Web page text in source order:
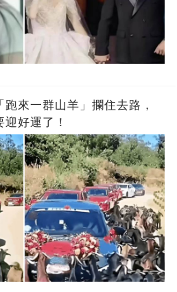
來一群山羊」攔住去路，
好運了！